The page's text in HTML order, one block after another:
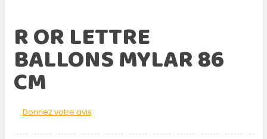
R OR LETTRE
BALLONS MYLAR 86
CM
Donnez votre avis